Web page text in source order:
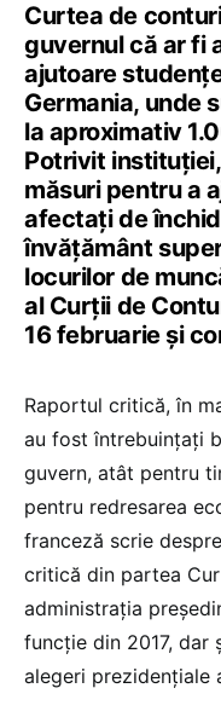
Curtea de
guvernul că ar fi
ajutoare
Germania, unde
la aproximativ
Potrivit
măsuri pentru a
afectați de
învățământ
locurilor de
al Curții de
16 februarie și
Raportul critică, în
au fost întrebuințați
guvern, atât pentru
pentru redresarea
franceză scrie
critică din partea
administrația
funcție din 2017, dar
alegeri prezidențiale